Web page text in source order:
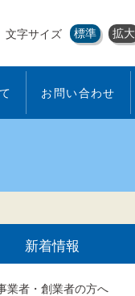
文字サイズ 標準 拡大
お問い合わせ
新着情報
業者・創業者の方へ